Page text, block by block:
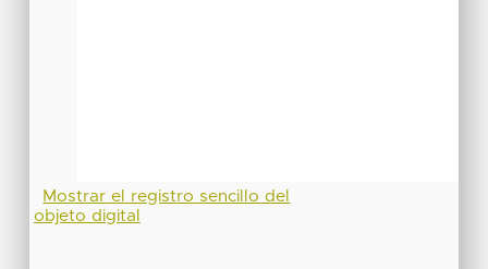
Mostrar el registro sencillo del
objeto digital